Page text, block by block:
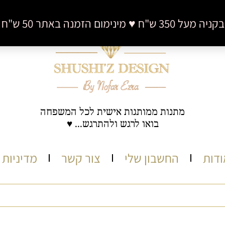
ש"ח (לא כולל דמי משלוח)
מתנות ממותגות אישית לכל המשפחה
בואו לרגש ולהתרגש... ♥
החשבון שלי צור קשר